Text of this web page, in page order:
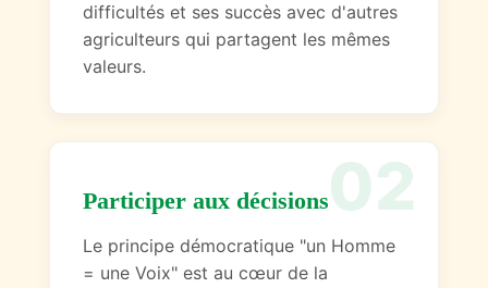
difficultés et ses succès avec d'autres
agriculteurs qui partagent les mêmes
valeurs.
02
Participer aux décisions
Le principe démocratique "un Homme
= une Voix" est au cœur de la